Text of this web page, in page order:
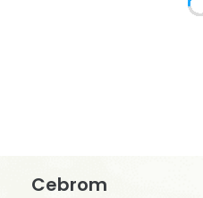
Cebrom